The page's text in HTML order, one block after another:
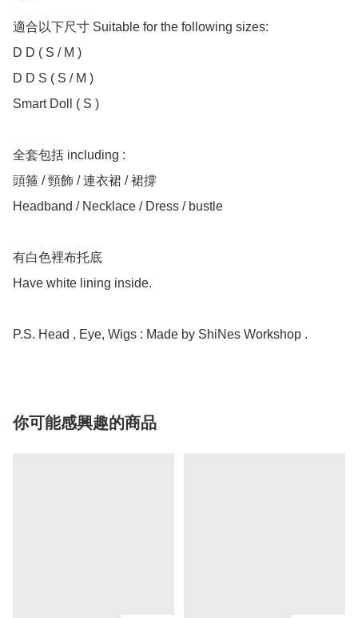
適合以下尺寸 Suitable for the following sizes:
D D ( S / M )
D D S ( S / M )
Smart Doll ( S )
全套包括 including :
頭箍 / 頸飾 / 連衣裙 / 裙撐
Headband / Necklace / Dress / bustle
有白色裡布托底
Have white lining inside.
P.S. Head , Eye, Wigs : Made by ShiNes Workshop .
你可能感興趣的商品